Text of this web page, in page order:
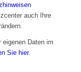
auch Ihre
eigenen Daten im
Sie hier.